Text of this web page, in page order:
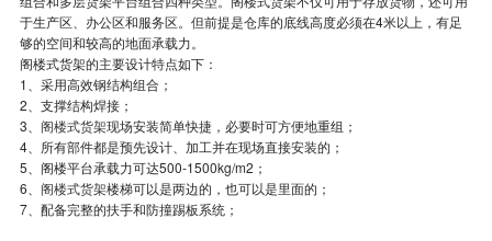
于生产区、办公区和服务区。但前提是仓库的底线高度必须在4米以上，有足
够的空间和较高的地面承载力。
阁楼式货架的主要设计特点如下：
1、采用高效钢结构组合；
2、支撑结构焊接；
3、 阁楼式货架现场安装简单快捷，必要时可方便地重组；
4、所有部件都是预先设计、加工并在现场直接安装的；
5、阁楼平台承载力可达500-1500kg/m2；
6、 阁楼式货架楼梯可以是两边的，也可以是里面的；
7、配备完整的扶手和防撞踢板系统；